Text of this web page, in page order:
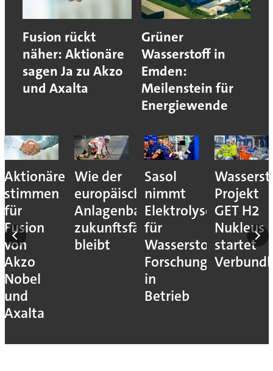
Fusion rückt
näher: Aktionäre
sagen Ja zu Akzo
und Axalta
Grüner
Wasserstoff in
Emden:
Meilenstein für
Energiewende
Aktionäre
stimmen
für
Fusion
von
Akzo
Nobel
und
Axalta
Wie der
europäische
Anlagenbau
zukunftsfähig
bleibt
Sasol
nimmt
Elektrolyseur
für
Wasserstoff-
Forschung
in
Betrieb
Projekt
GET H2
Nukleus
startet